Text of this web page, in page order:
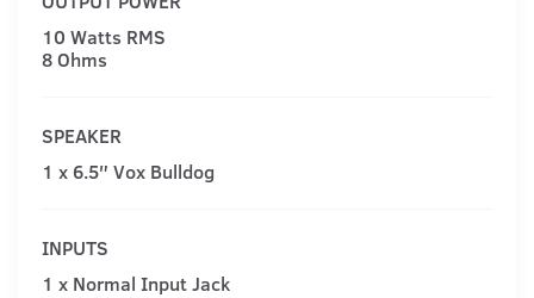
10 Watts RMS
8 Ohms
SPEAKER
1 x 6.5″ Vox Bulldog
INPUTS
1 x Normal Input Jack